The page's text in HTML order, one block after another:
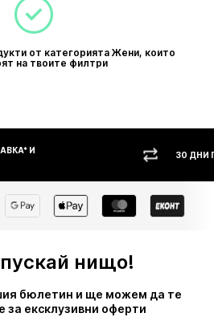
от категорията Жени, които
на твоите филтри
ВРЪЩАНЕ
нищо!
бюлетин и ще можем да те
ексклузивни оферти